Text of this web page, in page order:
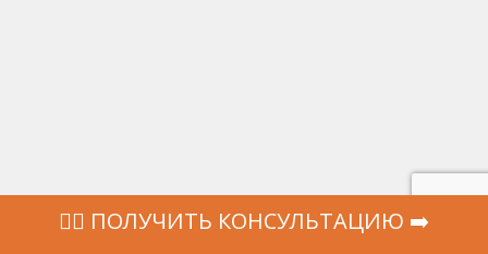
‍👩‍⚕ ПОЛУЧИТЬ КОНСУЛЬТАЦИЮ ➡️